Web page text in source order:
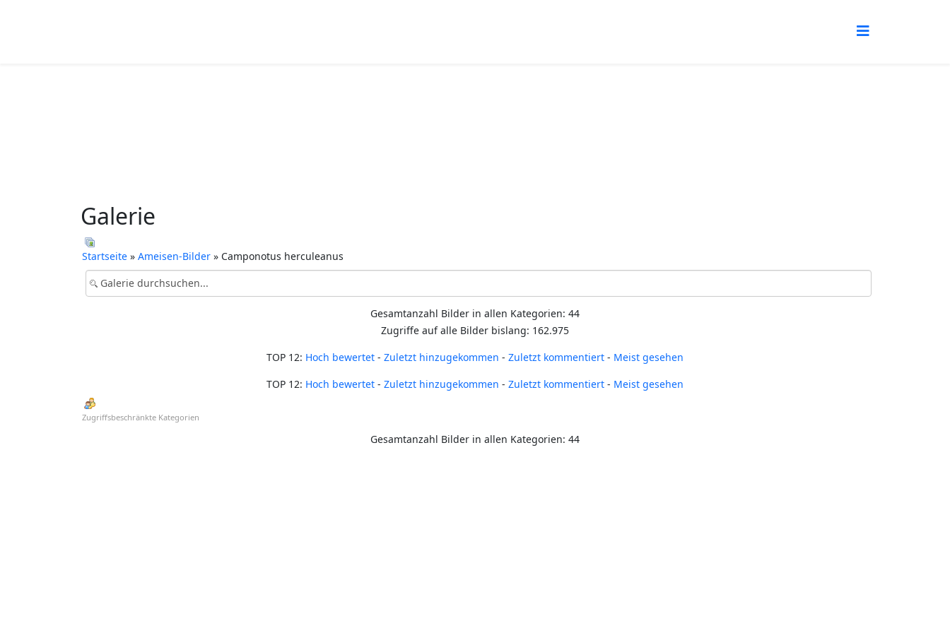
Galerie
Startseite » Ameisen-Bilder » Camponotus herculeanus
Gesamtanzahl Bilder in allen Kategorien: 44
Zugriffe auf alle Bilder bislang: 162.975
TOP 12: Hoch bewertet - Zuletzt hinzugekommen - Zuletzt kommentiert - Meist gesehen
TOP 12: Hoch bewertet - Zuletzt hinzugekommen - Zuletzt kommentiert - Meist gesehen
Zugriffsbeschränkte Kategorien
Gesamtanzahl Bilder in allen Kategorien: 44